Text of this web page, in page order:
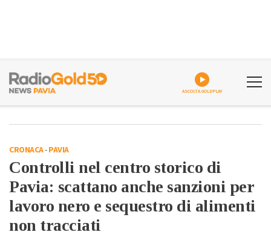
ASCOLTA GOLDPLAY
CRONACA-PAVIA
Controlli nel centro storico di
Pavia: scattano anche sanzioni per
lavoro nero e sequestro di alimenti
non tracciati